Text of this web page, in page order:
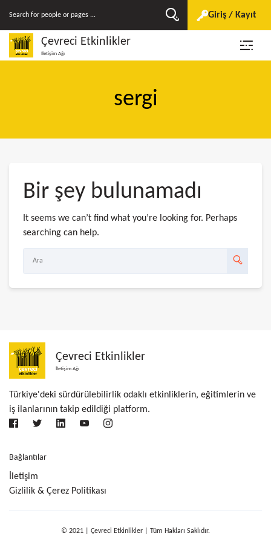
Giriş / Kayıt
Çevreci Etkinlikler
İletişim Ağı
sergi
Bir şey bulunamadı
It seems we can’t find what you’re looking for. Perhaps
searching can help.
Çevreci Etkinlikler
İletişim Ağı
Türkiye'deki sürdürülebilirlik odaklı etkinliklerin, eğitimlerin ve
iş ilanlarının takip edildiği platform.
Bağlantılar
İletişim
Gizlilik & Çerez Politikası
© 2021 | Çevreci Etkinlikler | Tüm Hakları Saklıdır.